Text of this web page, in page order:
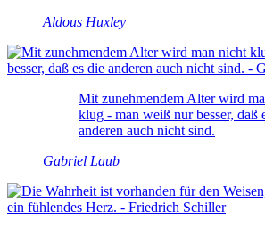
Aldous Huxley
Mit zunehmendem Alter wird
klug - man weiß nur besser, daß
anderen auch nicht sind.
Gabriel Laub